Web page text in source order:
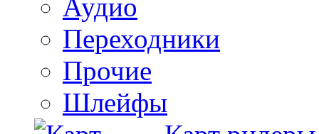
Аудио
Переходники
Прочие
Шлейфы